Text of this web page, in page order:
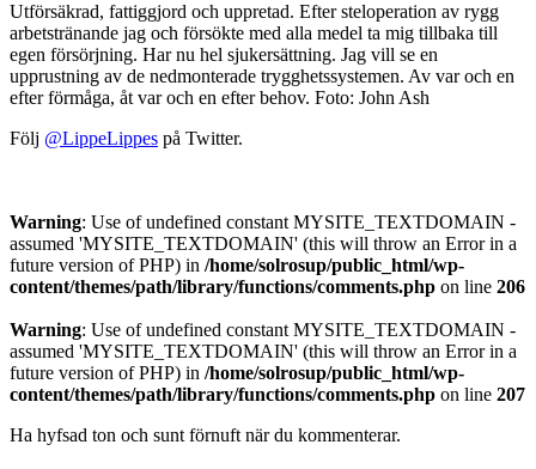
Utförsäkrad, fattiggjord och uppretad. Efter steloperation av rygg
arbetstränande jag och försökte med alla medel ta mig tillbaka till
egen försörjning. Har nu hel sjukersättning. Jag vill se en
upprustning av de nedmonterade trygghetssystemen. Av var och en
efter förmåga, åt var och en efter behov. Foto: John Ash
Följ @LippeLippes på Twitter.
Warning: Use of undefined constant MYSITE_TEXTDOMAIN -
assumed 'MYSITE_TEXTDOMAIN' (this will throw an Error in a
future version of PHP) in /home/solrosup/public_html/wp-
content/themes/path/library/functions/comments.php on line 206
Warning: Use of undefined constant MYSITE_TEXTDOMAIN -
assumed 'MYSITE_TEXTDOMAIN' (this will throw an Error in a
future version of PHP) in /home/solrosup/public_html/wp-
content/themes/path/library/functions/comments.php on line 207
Ha hyfsad ton och sunt förnuft när du kommenterar.